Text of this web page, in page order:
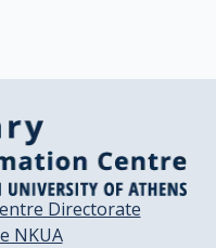
Directorate
NKUA